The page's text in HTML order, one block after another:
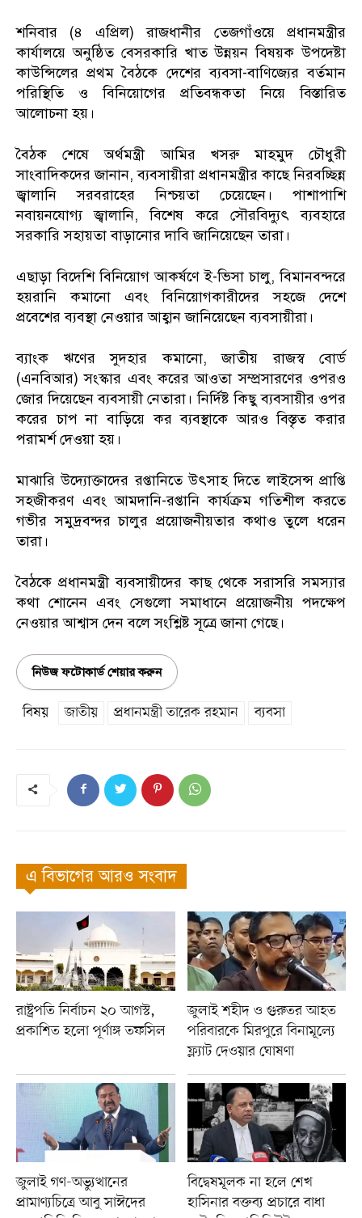
শনিবার (৪ এপ্রিল) রাজধানীর তেজগাঁওয়ে প্রধানমন্ত্রীর
কার্যালয়ে অনুষ্ঠিত বেসরকারি খাত উন্নয়ন বিষয়ক উপদেষ্টা
কাউন্সিলের প্রথম বৈঠকে দেশের ব্যবসা-বাণিজ্যের বর্তমান
পরিস্থিতি ও বিনিয়োগের প্রতিবন্ধকতা নিয়ে বিস্তারিত
আলোচনা হয়।
বৈঠক শেষে অর্থমন্ত্রী আমির খসরু মাহমুদ চৌধুরী
সাংবাদিকদের জানান, ব্যবসায়ীরা প্রধানমন্ত্রীর কাছে নিরবচ্ছিন্ন
জ্বালানি সরবরাহের নিশ্চয়তা চেয়েছেন। পাশাপাশি
নবায়নযোগ্য জ্বালানি, বিশেষ করে সৌরবিদ্যুৎ ব্যবহারে
সরকারি সহায়তা বাড়ানোর দাবি জানিয়েছেন তারা।
এছাড়া বিদেশি বিনিয়োগ আকর্ষণে ই-ভিসা চালু, বিমানবন্দরে
হয়রানি কমানো এবং বিনিয়োগকারীদের সহজে দেশে
প্রবেশের ব্যবস্থা নেওয়ার আহ্বান জানিয়েছেন ব্যবসায়ীরা।
ব্যাংক ঋণের সুদহার কমানো, জাতীয় রাজস্ব বোর্ড
(এনবিআর) সংস্কার এবং করের আওতা সম্প্রসারণের ওপরও
জোর দিয়েছেন ব্যবসায়ী নেতারা। নির্দিষ্ট কিছু ব্যবসায়ীর ওপর
করের চাপ না বাড়িয়ে কর ব্যবস্থাকে আরও বিস্তৃত করার
পরামর্শ দেওয়া হয়।
মাঝারি উদ্যোক্তাদের রপ্তানিতে উৎসাহ দিতে লাইসেন্স প্রাপ্তি
সহজীকরণ এবং আমদানি-রপ্তানি কার্যক্রম গতিশীল করতে
গভীর সমুদ্রবন্দর চালুর প্রয়োজনীয়তার কথাও তুলে ধরেন
তারা।
বৈঠকে প্রধানমন্ত্রী ব্যবসায়ীদের কাছ থেকে সরাসরি সমস্যার
কথা শোনেন এবং সেগুলো সমাধানে প্রয়োজনীয় পদক্ষেপ
নেওয়ার আশ্বাস দেন বলে সংশ্লিষ্ট সূত্রে জানা গেছে।
নিউজ ফটোকার্ড শেয়ার করুন
বিষয় জাতীয় প্রধানমন্ত্রী তারেক রহমান ব্যবসা
এ বিভাগের আরও সংবাদ
রাষ্ট্রপতি নির্বাচন ২০ আগস্ট,
প্রকাশিত হলো পূর্ণাঙ্গ তফসিল
জুলাই শহীদ ও গুরুতর আহত
পরিবারকে মিরপুরে বিনামূল্যে
ফ্ল্যাট দেওয়ার ঘোষণা
জুলাই গণ-অভ্যুত্থানের
প্রামাণ্যচিত্রে আবু সাঈদের
বিদ্বেষমূলক না হলে শেখ
হাসিনার বক্তব্য প্রচারে বাধা